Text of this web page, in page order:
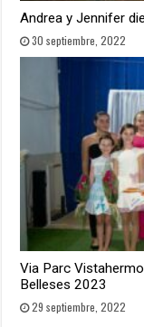
Andrea y Jennifer
30 septiembre, 2022
Via Parc
Belleses 2023
29 septiembre, 2022